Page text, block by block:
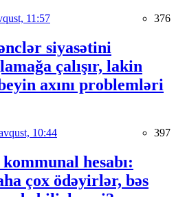
11:57 376
siyasətini
çalışır, lakin
axını problemləri
10:44 397
hesabı:
çox ödəyirlər, bəs